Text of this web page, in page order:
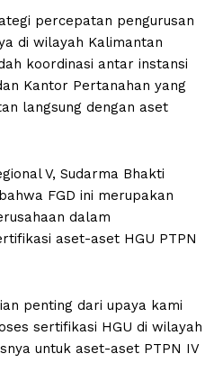
percepatan pengurusan
di wilayah Kalimantan
koordinasi antar instansi
Kantor Pertanahan yang
langsung dengan aset
V, Sudarma Bhakti
FGD ini merupakan
dalam
aset-aset HGU PTPN
penting dari upaya kami
sertifikasi HGU di wilayah
untuk aset-aset PTPN IV